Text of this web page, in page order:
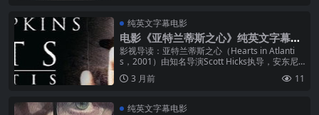
纯英文字幕电影
电影《亚特兰蒂斯之心》纯英文字幕高
清MP4下载
影视导读：亚特兰蒂斯之心（Hearts in Atlanti
s，2001）由知名导演Scott Hicks执导，安东尼·
霍普金斯（Anthony Hopkins...
3 月前 11
纯英文字幕电影